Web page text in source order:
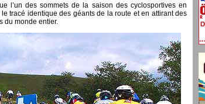
l’un des sommets de la saison des cyclosportives en
tracé identique des géants de la route et en attirant des
du monde entier.